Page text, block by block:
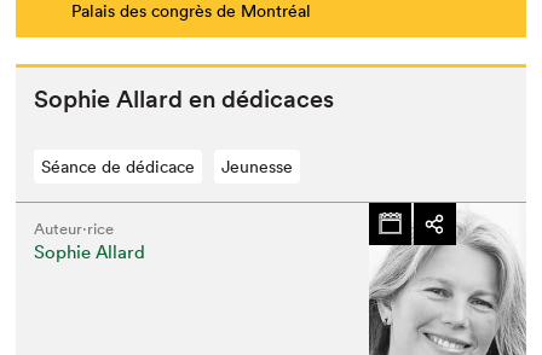
Palais des congrès de Montréal
Sophie Allard en dédicaces
Séance de dédicace Jeunesse
Auteur·rice
Sophie Allard